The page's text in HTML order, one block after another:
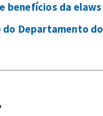
benefícios da elaws
Departamento do